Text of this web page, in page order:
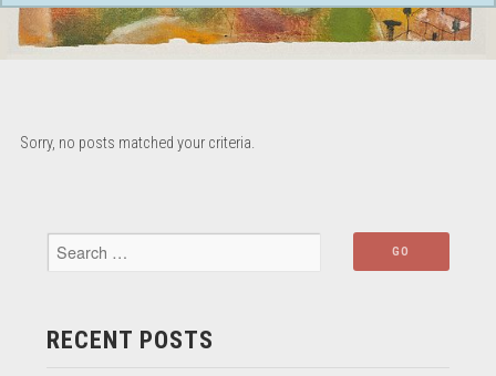
Sorry, no posts matched your criteria.
RECENT POSTS